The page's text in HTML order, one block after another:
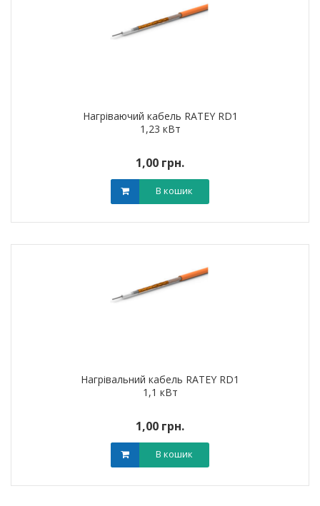
Нагріваючий кабель RATEY RD1
1,23 кВт
1,00 грн.
В кошик
Нагрівальний кабель RATEY RD1
1,1 кВт
1,00 грн.
В кошик